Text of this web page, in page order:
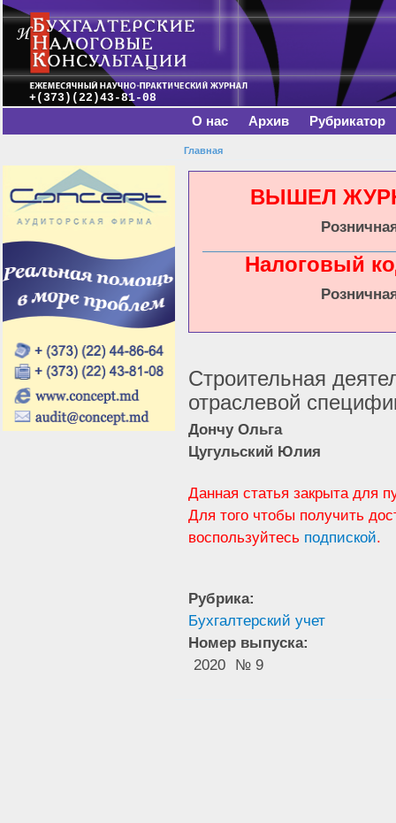
+(373)(22)43-81-08
Главное меню
О нас Архив Рубрикатор
Вы здесь
Главная
ВЫШЕЛ
Налоговый
Строительная
отраслевой
Дончу Ольга
Цугульский Юлия
Данная статья закрыта для
Для того чтобы получить
воспользуйтесь подпиской.
Рубрика:
Бухгалтерский учет
Номер выпуска:
2020 № 9